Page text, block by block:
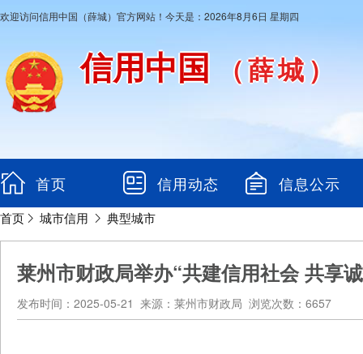
欢迎访问信用中国（薛城）官方网站！今天是：2026年8月6日 星期四
信用中国 （薛城）
首页 信用动态 信息公示
首页 城市信用 典型城市
莱州市财政局举办“共建信用社会 共享
发布时间：2025-05-21 来源：莱州市财政局 浏览次数：6657